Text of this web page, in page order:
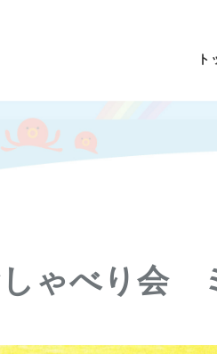
ゃべり会